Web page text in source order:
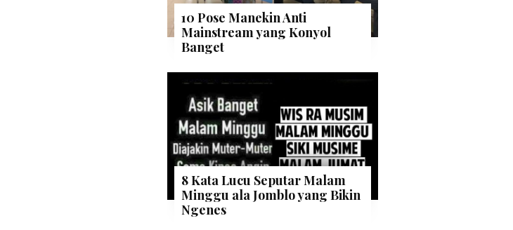
10 Pose Manekin Anti
Mainstream yang Konyol
Banget
8 Kata Lucu Seputar Malam
Minggu ala Jomblo yang Bikin
Ngenes